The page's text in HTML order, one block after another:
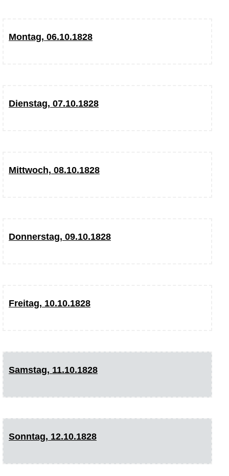
Montag, 06.10.1828
Dienstag, 07.10.1828
Mittwoch, 08.10.1828
Donnerstag, 09.10.1828
Freitag, 10.10.1828
Samstag, 11.10.1828
Sonntag, 12.10.1828